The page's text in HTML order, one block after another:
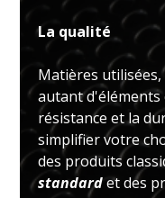
La qualité
Matières
autant
résistance et la
simplifier votre
des produits
standardet des